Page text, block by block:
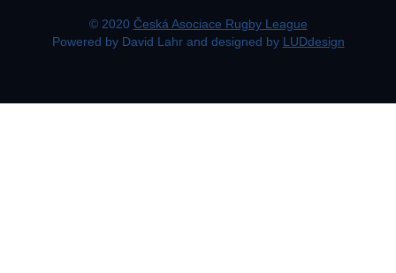
© 2020 Česká Asociace Rugby League
Powered by David Lahr and designed by LUDdesign